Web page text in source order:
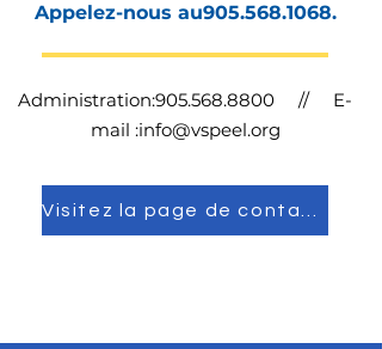
Appelez-nous au905.568.1068.
Administration:905.568.8800 // E-
mail :info@vspeel.org